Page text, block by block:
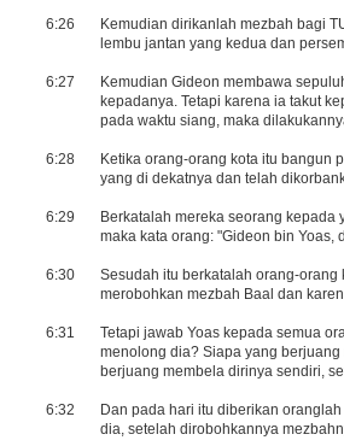
6:26
Kemudian dirikanlah mezbah bagi
lembu jantan yang kedua dan
6:27
Kemudian Gideon membawa
kepadanya. Tetapi karena ia takut
pada waktu siang, maka
6:28
Ketika orang-orang kota itu bangun
yang di dekatnya dan telah
6:29
Berkatalah mereka seorang
maka kata orang: "Gideon bin Yoas,
6:30
Sesudah itu berkatalah orang-orang
merobohkan mezbah Baal dan
6:31
Tetapi jawab Yoas kepada semua
menolong dia? Siapa yang
berjuang membela dirinya sendiri,
6:32
Dan pada hari itu diberikan
dia, setelah dirobohkannya